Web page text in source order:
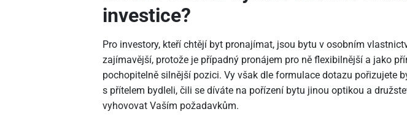
investice?
Pro investory, kteří chtějí byt pronajímat, jsou bytu v osobním
zajímavější, protože je případný pronájem pro ně flexibilnější a jako
pochopitelně silnější pozici. Vy však dle formulace dotazu pořizujete
s přítelem bydleli, čili se díváte na pořízení bytu jinou optikou a
vyhovovat Vaším požadavkům.